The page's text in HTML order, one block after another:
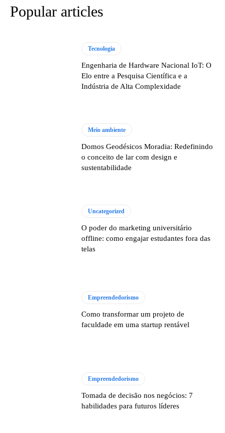
Popular articles
Tecnologia
Engenharia de Hardware Nacional IoT: O
Elo entre a Pesquisa Científica e a
Indústria de Alta Complexidade
Meio ambiente
Domos Geodésicos Moradia: Redefinindo
o conceito de lar com design e
sustentabilidade
Uncategorized
O poder do marketing universitário
offline: como engajar estudantes fora das
telas
Empreendedorismo
Como transformar um projeto de
faculdade em uma startup rentável
Empreendedorismo
Tomada de decisão nos negócios: 7
habilidades para futuros líderes